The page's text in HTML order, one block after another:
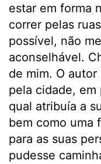
estar em forma
correr pelas
possível, não
aconselhável.
de mim. O
pela cidade,
qual atribuía a
bem como uma
para as suas
pudesse